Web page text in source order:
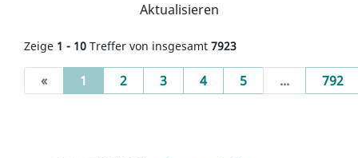
Aktualisieren
Zeige 1 - 10 Treffer von insgesamt 7923
« 1 (current)
2 3 4 5 ... 792